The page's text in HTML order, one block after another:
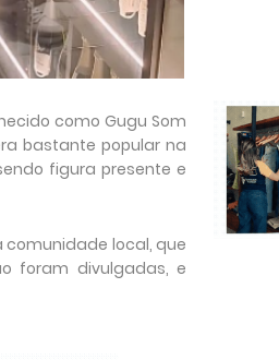
como Gugu Som
bastante popular na
figura presente e
local, que
foram divulgadas, e